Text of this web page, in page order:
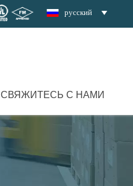
русский 
СВЯЖИТЕСЬ С НАМИ